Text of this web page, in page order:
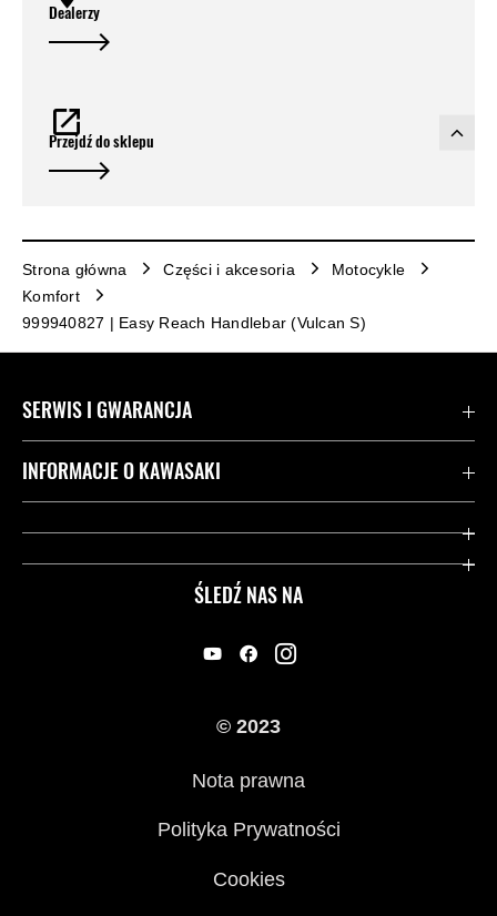
Dealerzy
Przejdź do sklepu
Strona główna Części i akcesoria
Motocykle
Komfort
999940827 | Easy Reach Handlebar (Vulcan S)
ŚLEDŹ NAS NA
SERWIS I GWARANCJA
Kontakt
Przydatne strony
INFORMACJE O KAWASAKI
Dziedzictwo Kawasaki
© 2023
Nota prawna
Polityka Prywatności
Cookies